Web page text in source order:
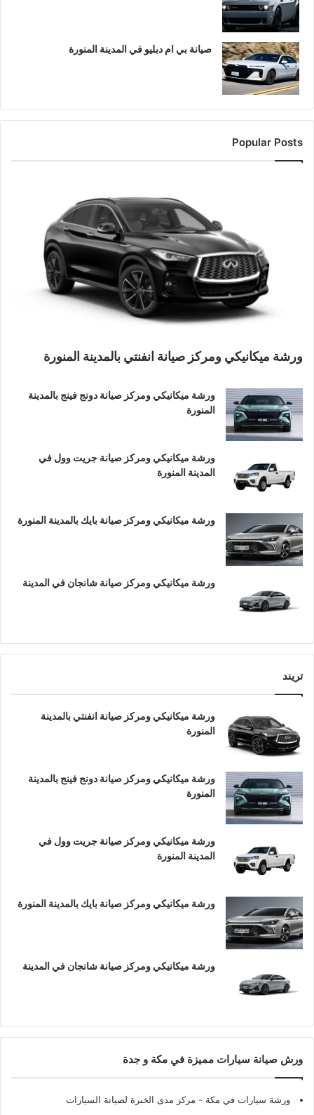
صيانة بي ام دبليو في المدينة المنورة
Popular Posts
ورشة ميكانيكي ومركز صيانة انفنتي بالمدينة المنورة
ورشة ميكانيكي ومركز صيانة دونج فينج بالمدينة
المنورة
ورشة ميكانيكي ومركز صيانة جريت وول في
المدينة المنورة
ورشة ميكانيكي ومركز صيانة بايك بالمدينة المنورة
ورشة ميكانيكي ومركز صيانة شانجان في المدينة
تريند
ورشة ميكانيكي ومركز صيانة انفنتي بالمدينة
المنورة
ورشة ميكانيكي ومركز صيانة دونج فينج بالمدينة
المنورة
ورشة ميكانيكي ومركز صيانة جريت وول في
المدينة المنورة
ورشة ميكانيكي ومركز صيانة بايك بالمدينة المنورة
ورشة ميكانيكي ومركز صيانة شانجان في المدينة
ورش صيانة سيارات مميزة في مكة و جدة
ورشة سيارات في مكة - مركز مدى الخبرة لصيانة السيارات